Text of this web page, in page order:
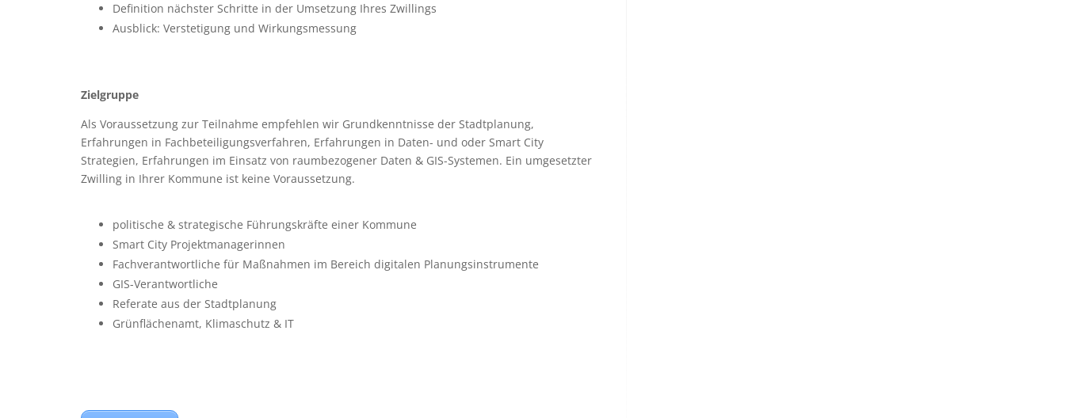
Definition nächster Schritte in der Umsetzung Ihres Zwillings
Ausblick: Verstetigung und Wirkungsmessung
Zielgruppe
Als Voraussetzung zur Teilnahme empfehlen wir Grundkenntnisse der Stadtplanung,
Erfahrungen in Fachbeteiligungsverfahren, Erfahrungen in Daten- und oder Smart City
Strategien, Erfahrungen im Einsatz von raumbezogener Daten & GIS-Systemen. Ein umgesetzter
Zwilling in Ihrer Kommune ist keine Voraussetzung.
politische & strategische Führungskräfte einer Kommune
Smart City Projektmanagerinnen
Fachverantwortliche für Maßnahmen im Bereich digitalen Planungsinstrumente
GIS-Verantwortliche
Referate aus der Stadtplanung
Grünflächenamt, Klimaschutz & IT